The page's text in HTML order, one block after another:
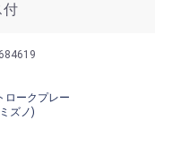
付
ロークプレー
ズノ)